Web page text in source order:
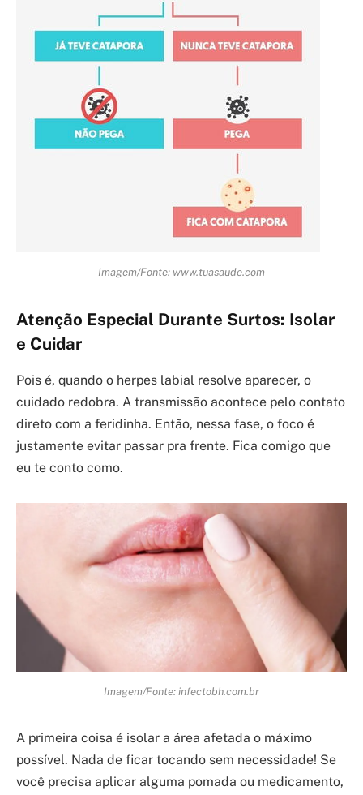
Imagem/Fonte: www.tuasaude.com
Atenção Especial Durante Surtos: Isolar
e Cuidar
Pois é, quando o herpes labial resolve aparecer, o
cuidado redobra. A transmissão acontece pelo contato
direto com a feridinha. Então, nessa fase, o foco é
justamente evitar passar pra frente. Fica comigo que
eu te conto como.
Imagem/Fonte: infectobh.com.br
A primeira coisa é isolar a área afetada o máximo
possível. Nada de ficar tocando sem necessidade! Se
você precisa aplicar alguma pomada ou medicamento,